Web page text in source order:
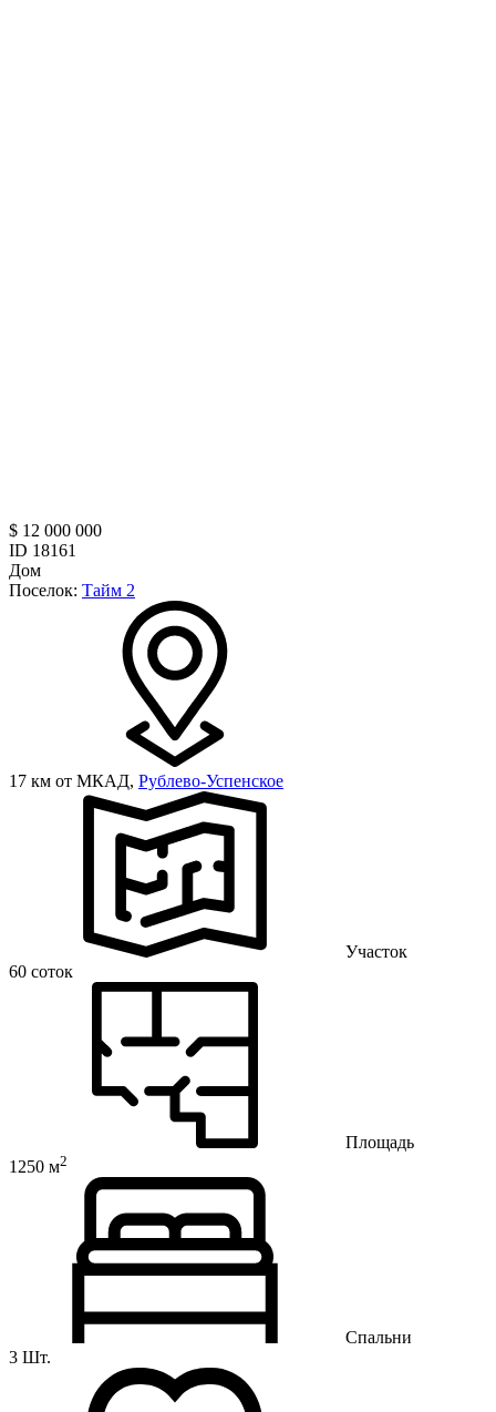
$ 12 000 000
ID 18161
Дом
Поселок: Тайм 2
17 км от МКАД, Рублево-Успенское
Участок
60 соток
Площадь
1250 м2
Спальни
3 Шт.